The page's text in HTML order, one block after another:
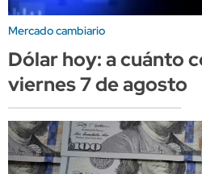
Mercado cambiario
Dólar hoy: a cuánto
viernes 7 de agosto